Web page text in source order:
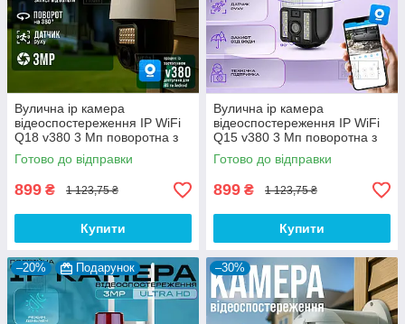
Вулична ip камера
відеоспостереження IP WiFi
Q18 v380 3 Мп поворотна з
віддаленим доступом з
передачею на телефон
Готово до відправки
899 ₴ 1 123,75 ₴
Купити
Вулична ip камера
відеоспостереження IP WiFi
Q15 v380 3 Мп поворотна з
віддаленим доступом з
передачею на телефон
Готово до відправки
899 ₴ 1 123,75 ₴
Купити
–20% Подарунок –30%